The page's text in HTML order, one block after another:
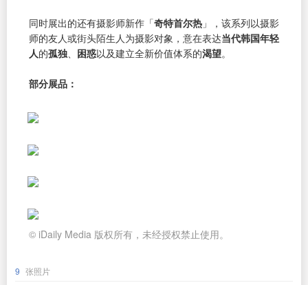
同时展出的还有摄影师新作「奇特首尔热 」，该系列以摄影
师的友人或街头陌生人为摄影对象，意在表达当代韩国年轻
人的孤独 困惑以及建立全新价值体系的渴望。
部分展品：
© iDaily Media 版权所有，未经授权禁止使用。
9 张照片